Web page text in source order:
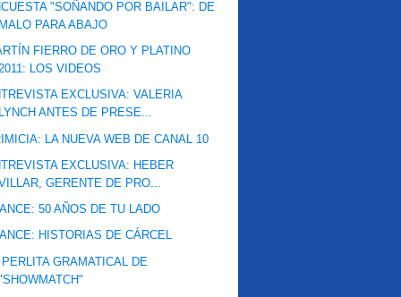
"SOÑANDO POR BAILAR": DE
PARA ABAJO
FIERRO DE ORO Y PLATINO
LOS VIDEOS
EXCLUSIVA: VALERIA
ANTES DE PRESE...
LA NUEVA WEB DE CANAL 10
EXCLUSIVA: HEBER
GERENTE DE PRO...
50 AÑOS DE TU LADO
HISTORIAS DE CÁRCEL
PERLITA GRAMATICAL DE